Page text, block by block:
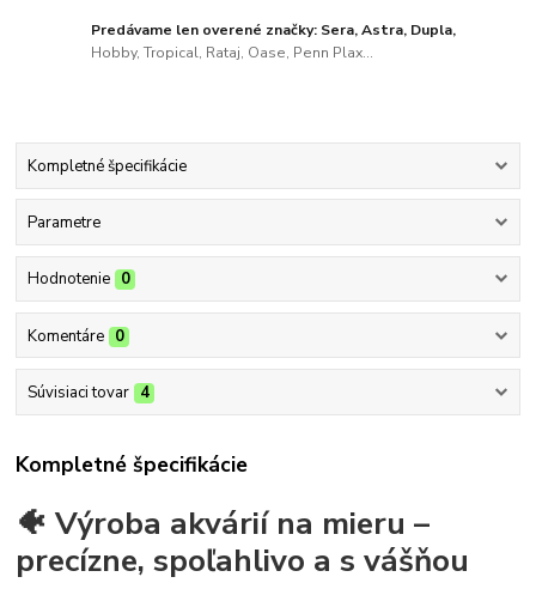
Predávame len overené značky: Sera, Astra, Dupla,
Hobby, Tropical, Rataj, Oase, Penn Plax...
Kompletné špecifikácie
Parametre
Hodnotenie 0
Komentáre 0
Súvisiaci tovar 4
Kompletné špecifikácie
🐠 Výroba akvárií na mieru –
precízne, spoľahlivo a s vášňou